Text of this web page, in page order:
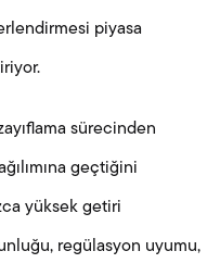
piyasa
sürecinden
geçtiğini
yüksek getiri
regülasyon uyumu,